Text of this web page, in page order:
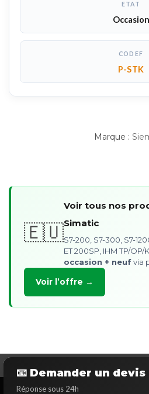
ETAT
Occasion
CODEF
P-STK
Marque :
🇪🇺
Voir tous nos
Simatic
S7-200, S7-300, S7-
ET 200SP, IHM TP/OP/
occasion + neufvia
Voir l’offre →
📧 Demander un devis
Réponse sous 24h